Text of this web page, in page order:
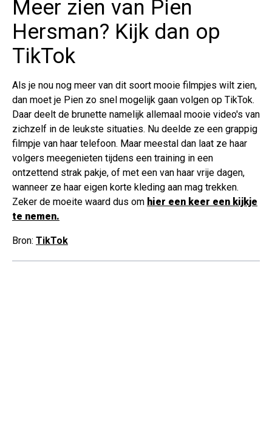
Meer zien van Pien
Hersman? Kijk dan op
TikTok
Als je nou nog meer van dit soort mooie filmpjes wilt zien,
dan moet je Pien zo snel mogelijk gaan volgen op TikTok.
Daar deelt de brunette namelijk allemaal mooie video's van
zichzelf in de leukste situaties. Nu deelde ze een grappig
filmpje van haar telefoon. Maar meestal dan laat ze haar
volgers meegenieten tijdens een training in een
ontzettend strak pakje, of met een van haar vrije dagen,
wanneer ze haar eigen korte kleding aan mag trekken.
Zeker de moeite waard dus om hier een keer een kijkje
te nemen.
Bron: TikTok